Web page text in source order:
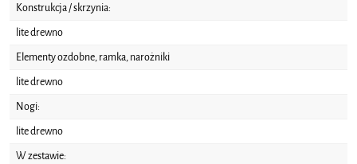
Konstrukcja / skrzynia:
lite drewno
Elementy ozdobne, ramka, narożniki
lite drewno
Nogi:
lite drewno
W zestawie: